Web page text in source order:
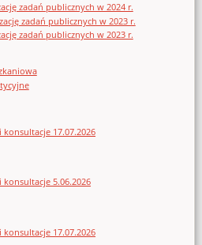
zadań publicznych w 2024 r.
zadań publicznych w 2023 r.
zadań publicznych w 2023 r.
17.07.2026
5.06.2026
17.07.2026